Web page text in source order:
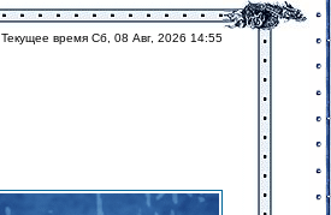
Текущее время Сб, 08 Авг, 2026 14:55